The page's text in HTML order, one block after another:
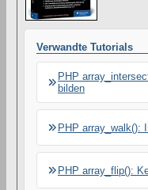
t
i
k
e
Verwandte Tutorials
PHP
bilden
PHP array_walk():
PHP array_flip():